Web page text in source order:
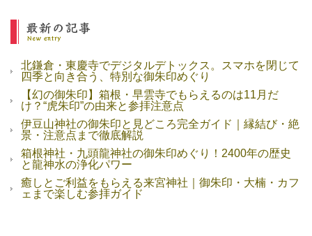
北鎌倉・東慶寺でデジタルデトックス。スマホを閉じて
四季と向き合う、特別な御朱印めぐり
【幻の御朱印】箱根・早雲寺でもらえるのは11月だ
け？“虎朱印”の由来と参拝注意点
伊豆山神社の御朱印と見どころ完全ガイド｜縁結び・絶
景・注意点まで徹底解説
箱根神社・九頭龍神社の御朱印めぐり！2400年の歴史
と龍神水の浄化パワー
癒しとご利益をもらえる来宮神社｜御朱印・大楠・カフ
ェまで楽しむ参拝ガイド